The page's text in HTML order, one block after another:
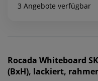
3 Angebote verfügbar
Rocada Whiteboard
(BxH), lackiert,